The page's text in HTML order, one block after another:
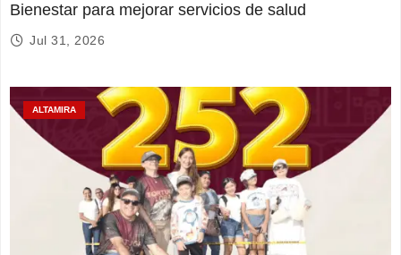
Bienestar para mejorar servicios de salud
Jul 31, 2026
ALTAMIRA